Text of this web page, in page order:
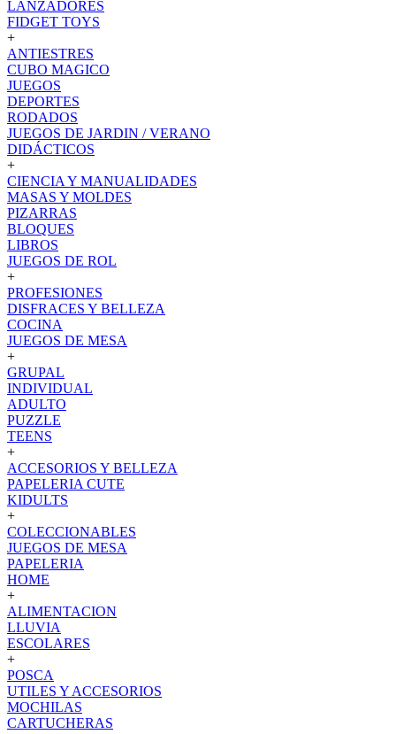
LANZADORES
FIDGET TOYS
+
ANTIESTRES
CUBO MAGICO
JUEGOS
DEPORTES
RODADOS
JUEGOS DE JARDIN / VERANO
DIDÁCTICOS
+
CIENCIA Y MANUALIDADES
MASAS Y MOLDES
PIZARRAS
BLOQUES
LIBROS
JUEGOS DE ROL
+
PROFESIONES
DISFRACES Y BELLEZA
COCINA
JUEGOS DE MESA
+
GRUPAL
INDIVIDUAL
ADULTO
PUZZLE
TEENS
+
ACCESORIOS Y BELLEZA
PAPELERIA CUTE
KIDULTS
+
COLECCIONABLES
JUEGOS DE MESA
PAPELERIA
HOME
+
ALIMENTACION
LLUVIA
ESCOLARES
+
POSCA
UTILES Y ACCESORIOS
MOCHILAS
CARTUCHERAS